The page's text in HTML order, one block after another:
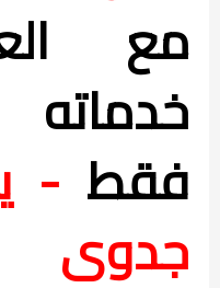
مع
خدماته
فقط -
جدوى